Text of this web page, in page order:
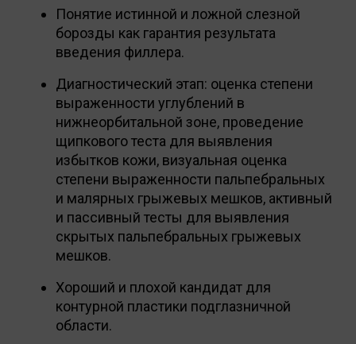
Понятие истинной и ложной слезной
борозды как гарантия результата
введения филлера.
Диагностический этап: оценка степени
выраженности углублений в
нижнеорбитальной зоне, проведение
щипкового теста для выявления
избытков кожи, визуальная оценка
степени выраженности пальпебральных
и малярных грыжевых мешков, активный
и пассивный тесты для выявления
скрытых пальпебральных грыжевых
мешков.
Хороший и плохой кандидат для
контурной пластики подглазничной
области.